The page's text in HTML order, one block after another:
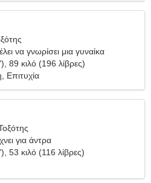
να γνωρίσει μια γυναίκα
89 κιλό (196 λίβρες)
Επιτυχία
για άντρα
53 κιλό (116 λίβρες)